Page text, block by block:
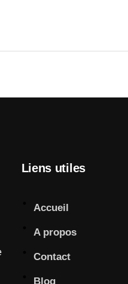
Liens utiles
Accueil
A propos
Contact
Blog